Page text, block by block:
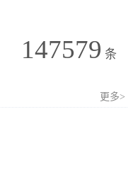
147579 条
更多>